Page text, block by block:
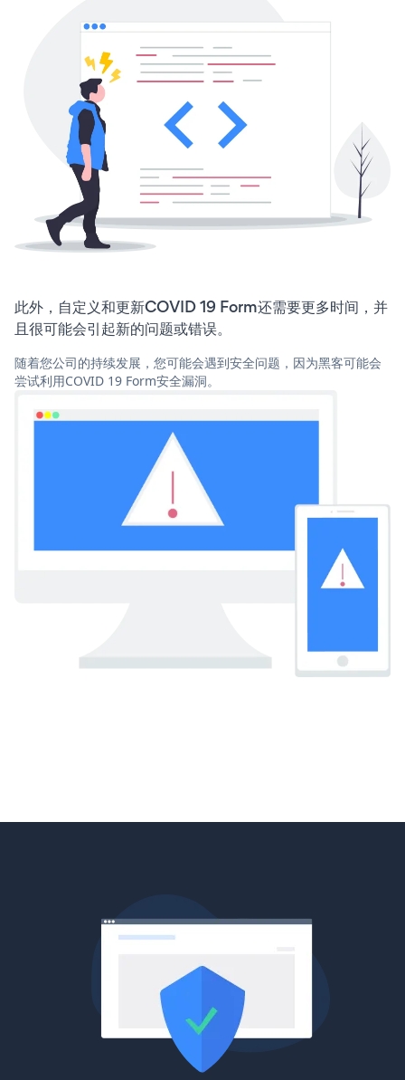
此外，自定义和更新COVID 19 Form还需要更多时间，并
且很可能会引起新的问题或错误。
随着您公司的持续发展，您可能会遇到安全问题，因为黑客可能会
尝试利用COVID 19 Form安全漏洞。